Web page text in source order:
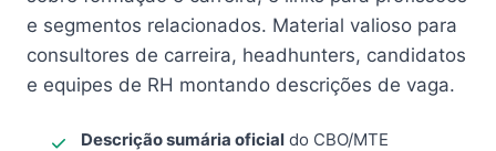
e segmentos relacionados. Material valioso para
consultores de carreira, headhunters, candidatos
e equipes de RH montando descrições de vaga.
Descrição sumária oficial do CBO/MTE